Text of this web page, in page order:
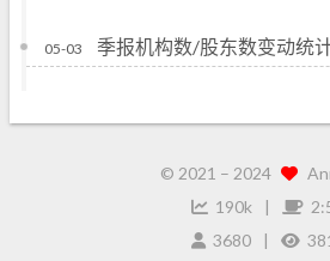
05-03 季报机构数/股东数变动统
© 2021 – 2024
190k
3680